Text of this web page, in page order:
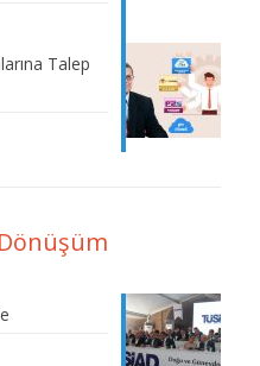
Talep